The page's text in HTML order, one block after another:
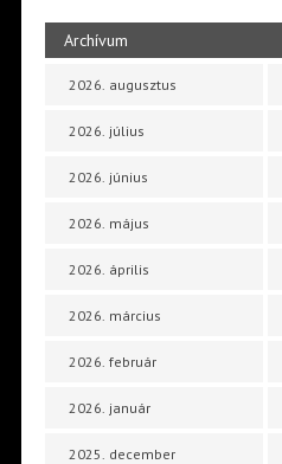
Archívum
2026. augusztus
2026. július
2026. június
2026. május
2026. április
2026. március
2026. február
2026. január
2025. december